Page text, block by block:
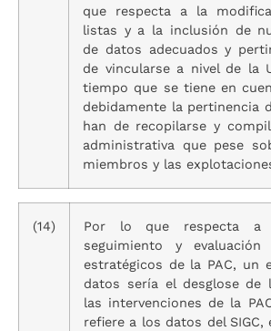
que respecta a la
listas y a la inclusión de
de datos adecuados y
de vincularse a nivel de la
tiempo que se tiene en
debidamente la pertinencia
han de recopilarse y
administrativa que pese
miembros y las
(14)
Por lo que respecta a
seguimiento y
estratégicos de la PAC, un
datos sería el desglose de
las intervenciones de la
refiere a los datos del SIGC,